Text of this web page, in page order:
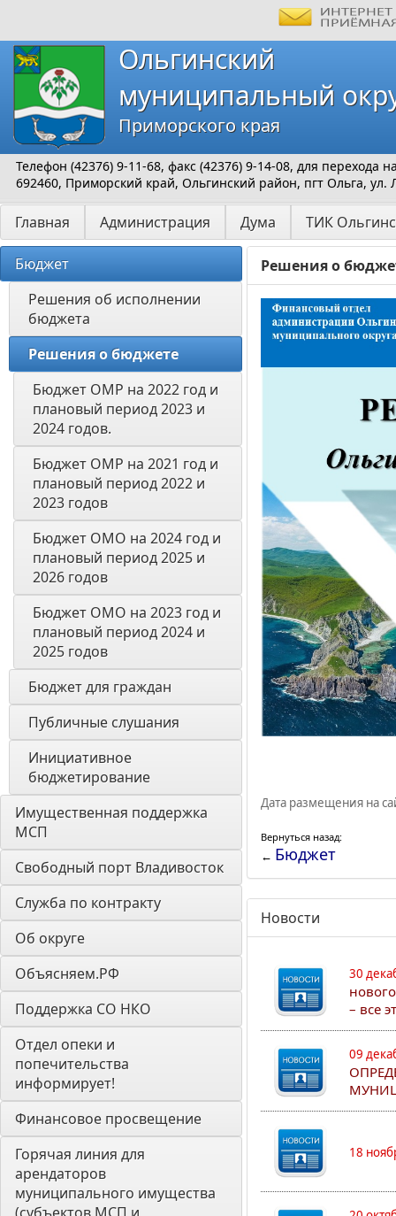
Ольгинский
муниципальный
Приморского края
Телефон (42376) 9-11-68, факс (42376) 9-14-08, для перехода
692460, Приморский край, Ольгинский район, пгт Ольга, ул.
Главная Администрация Дума ТИК
Бюджет
Решения об исполнении
бюджета
Решения о бюджете
Бюджет ОМР на 2022 год и
плановый период 2023 и
2024 годов.
Бюджет ОМР на 2021 год и
плановый период 2022 и
2023 годов
Бюджет ОМО на 2024 год и
плановый период 2025 и
2026 годов
Бюджет ОМО на 2023 год и
плановый период 2024 и
2025 годов
Бюджет для граждан
Публичные слушания
Инициативное
бюджетирование
Имущественная поддержка
МСП
Свободный порт Владивосток
Служба по контракту
Об округе
Объясняем.РФ
Поддержка СО НКО
Отдел опеки и
попечительства
информирует!
Финансовое просвещение
Горячая линия для
арендаторов
муниципального имущества
Решения о
Дата размещения на
Вернуться назад:
← Бюджет
Новости
30
– все
09
18